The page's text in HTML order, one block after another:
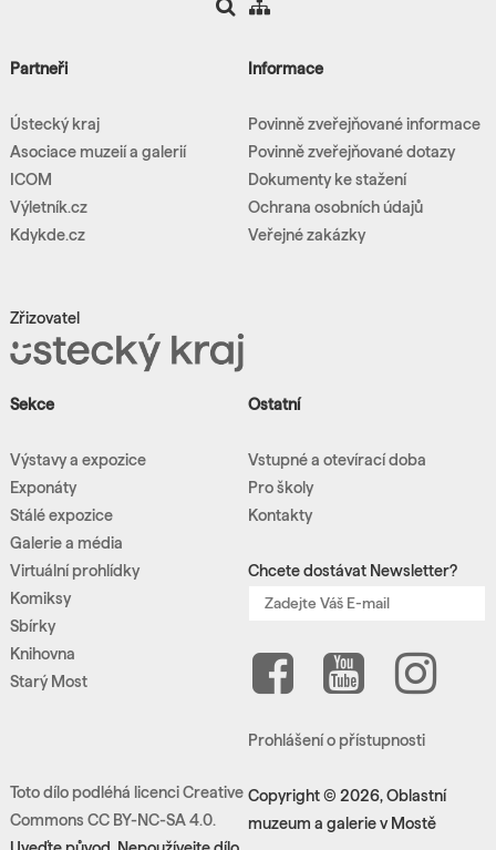
Partneři
Ústecký kraj
Asociace muzeií a galerií
ICOM
Výletník.cz
Kdykde.cz
Zřizovatel
Informace
Povinně zveřejňované informace
Povinně zveřejňované dotazy
Dokumenty ke stažení
Ochrana osobních údajů
Veřejné zakázky
Sekce
Výstavy a expozice
Exponáty
Stálé expozice
Galerie a média
Virtuální prohlídky
Komiksy
Sbírky
Knihovna
Starý Most
Toto dílo podléhá licenci Creative
Commons CC BY-NC-SA 4.0.
Ostatní
Vstupné a otevírací doba
Pro školy
Kontakty
Chcete dostávat Newsletter?
Prohlášení o přístupnosti
Copyright © 2026, Oblastní
muzeum a galerie v Mostě